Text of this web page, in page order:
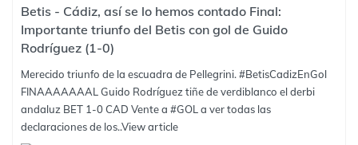
Betis - Cádiz, así se lo hemos contado Final:
Importante triunfo del Betis con gol de Guido
Rodríguez (1-0)
Merecido triunfo de la escuadra de Pellegrini. #BetisCadizEnGol
FINAAAAAAAL Guido Rodríguez tiñe de verdiblanco el derbi
andaluz BET 1-0 CAD Vente a #GOL a ver todas las
declaraciones de los..View article